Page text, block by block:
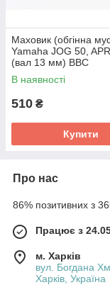
Маховик (обгінна
Yamaha JOG 50,
(вал 13 мм) BBC
В наявності
510 ₴
Купити
Про нас
86% позитивних з
Працює з
м. Харків
вул. Богдана
Харків, Україна